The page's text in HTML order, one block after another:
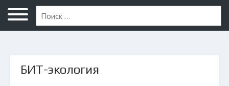
Красноярск
БИТ-экология